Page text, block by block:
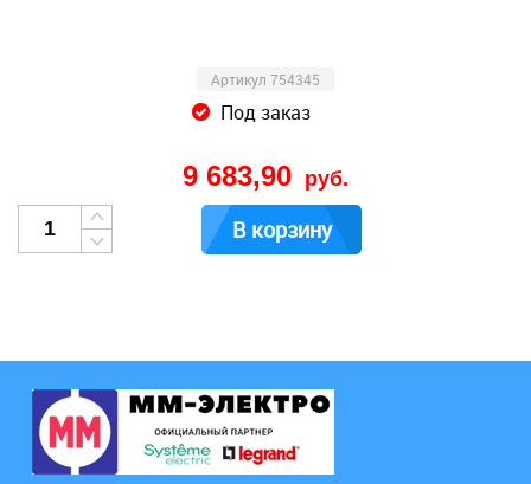
Артикул 754345
Под заказ
9 683,90 руб.
В корзину